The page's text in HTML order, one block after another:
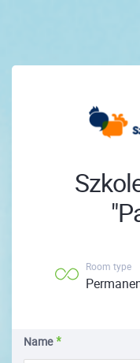
Room type
Name